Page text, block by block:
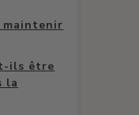
ils être
la